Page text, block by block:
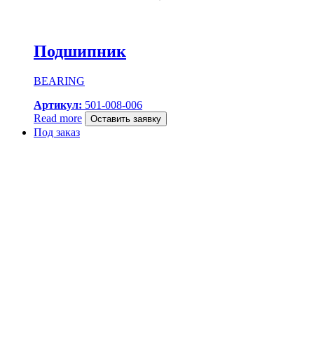
Подшипник
BEARING
Артикул: 501-008-006
Read more
Оставить заявку
Под заказ